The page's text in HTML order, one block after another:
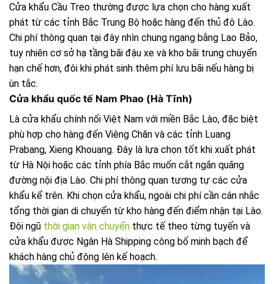
Cửa khẩu Cầu Treo thường được lựa chọn cho hàng xuất
phát từ các tỉnh Bắc Trung Bộ hoặc hàng đến thủ đô Lào.
Chi phí thông quan tại đây nhìn chung ngang bằng Lao Bảo,
tuy nhiên cơ sở hạ tầng bãi đậu xe và kho bãi trung chuyển
hạn chế hơn, đôi khi phát sinh thêm phí lưu bãi nếu hàng bị
ùn tắc.
Cửa khẩu quốc tế Nam Phao (Hà Tĩnh)
Là cửa khẩu chính nối Việt Nam với miền Bắc Lào, đặc biệt
phù hợp cho hàng đến Viêng Chăn và các tỉnh Luang
Prabang, Xieng Khouang. Đây là lựa chọn tốt khi xuất phát
từ Hà Nội hoặc các tỉnh phía Bắc muốn cắt ngắn quãng
đường nội địa Lào. Chi phí thông quan tương tự các cửa
khẩu kể trên. Khi chọn cửa khẩu, ngoài chi phí cần cân nhắc
tổng thời gian di chuyển từ kho hàng đến điểm nhận tại Lào.
Đội ngũ thời gian vận chuyển thực tế theo từng tuyến và
cửa khẩu được Ngân Hà Shipping công bố minh bạch để
khách hàng chủ động lên kế hoạch.